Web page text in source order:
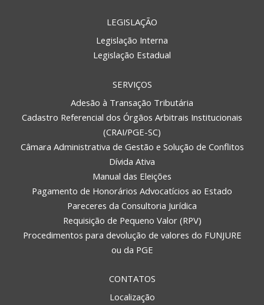
LEGISLAÇÃO
Legislação Interna
Legislação Estadual
SERVIÇOS
Adesão à Transação Tributária
Cadastro Referencial dos Órgãos Arbitrais Institucionais
(CRAI/PGE-SC)
Câmara Administrativa de Gestão e Solução de Conflitos
Dívida Ativa
Manual das Eleições
Pagamento de Honorários Advocatícios ao Estado
Pareceres da Consultoria Jurídica
Requisição de Pequeno Valor (RPV)
Procedimentos para devolução de valores do FUNJURE
ou da PGE
CONTATOS
Localização